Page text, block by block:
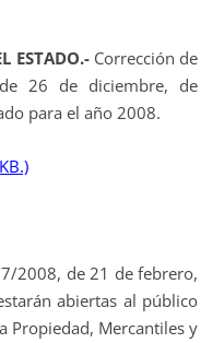
ESTADO.-Corrección de
26 de diciembre, de
para el año 2008.
2008, de 21 de febrero,
abiertas al público
Propiedad, Mercantiles y